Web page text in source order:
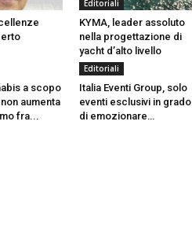
Editoriali
KYMA, leader assoluto
nella progettazione di
yacht d’alto livello
a scopo
aumenta
fra...
Editoriali
Italia Eventi Group, solo
eventi esclusivi in grado
di emozionare…